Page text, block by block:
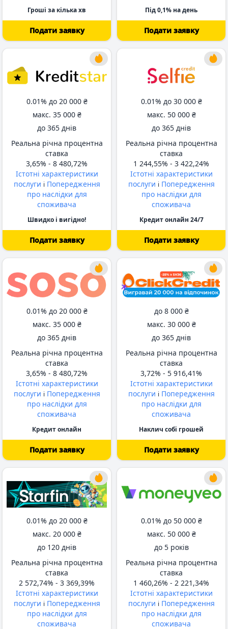
від 345 днів
Гроші за кілька хв
Подати заявку
Під 0,1% на день
Подати заявку
0.01% до 20 000 ₴
макс. 35 000 ₴
від 90 днів
до 365 днів
Реальна річна процентна
ставка
3,65% - 8 480,72%
Істотні характеристики
послуги i Попередження
про наслідки для
споживача
Швидко і вигідно!
Подати заявку
0.01% до 30 000 ₴
макс. 50 000 ₴
від 62 днів
до 365 днів
Реальна річна процентна
ставка
1 244,55% - 3 422,24%
Істотні характеристики
послуги i Попередження
про наслідки для
споживача
Кредит онлайн 24/7
Подати заявку
0.01% до 20 000 ₴
макс. 35 000 ₴
від 90 днів
до 365 днів
Реальна річна процентна
ставка
3,65% - 8 480,72%
Істотні характеристики
послуги i Попередження
про наслідки для
споживача
Кредит онлайн
Подати заявку
до 8 000 ₴
макс. 30 000 ₴
від 345 днів
до 365 днів
Реальна річна процентна
ставка
3,72% - 5 916,41%
Істотні характеристики
послуги i Попередження
про наслідки для
споживача
Наклич собі грошей
Подати заявку
0.01% до 20 000 ₴
макс. 20 000 ₴
до 120 днів
Реальна річна процентна
ставка
2 572,74% - 3 369,39%
Істотні характеристики
послуги i Попередження
про наслідки для
споживача
0.01% до 50 000 ₴
макс. 50 000 ₴
до 5 років
Реальна річна процентна
ставка
1 460,26% - 2 221,34%
Істотні характеристики
послуги i Попередження
про наслідки для
споживача